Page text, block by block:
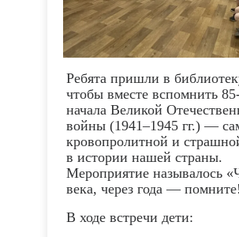
Ребята пришли в
чтобы вместе вспомнить
начала Великой
войны (1941–1945 гг.) —
кровопролитной и
в истории нашей страны.
Мероприятие называлось
века, через года —
В ходе встречи дети: